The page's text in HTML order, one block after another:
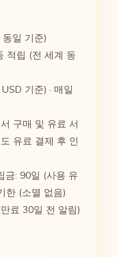
일 기준)
적립 (전 세계 동
기준) · 매일
구매 및 유료 서
유료 결제 후 인
: 90일 (사용 유
한 (소멸 없음)
료 30일 전 알림)